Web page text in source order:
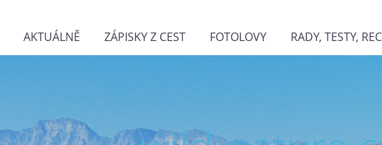
AKTUÁLNĚ ZÁPISKY Z CEST FOTOLOVY RADY, TESTY,